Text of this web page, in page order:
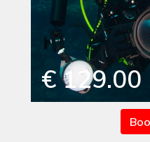
€ 129.00